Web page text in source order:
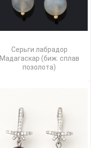
Серьги лабрадор
Мадагаскар (биж. сплав
позолота)